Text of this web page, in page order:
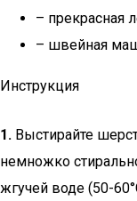
– прекрасная
– швейная
Инструкция
1. Выстирайте
немножко
жгучей воде (50-